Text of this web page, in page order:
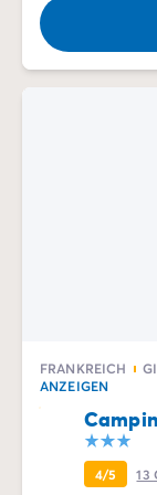
FRANKREICH
ANZEIGEN
4/5 13